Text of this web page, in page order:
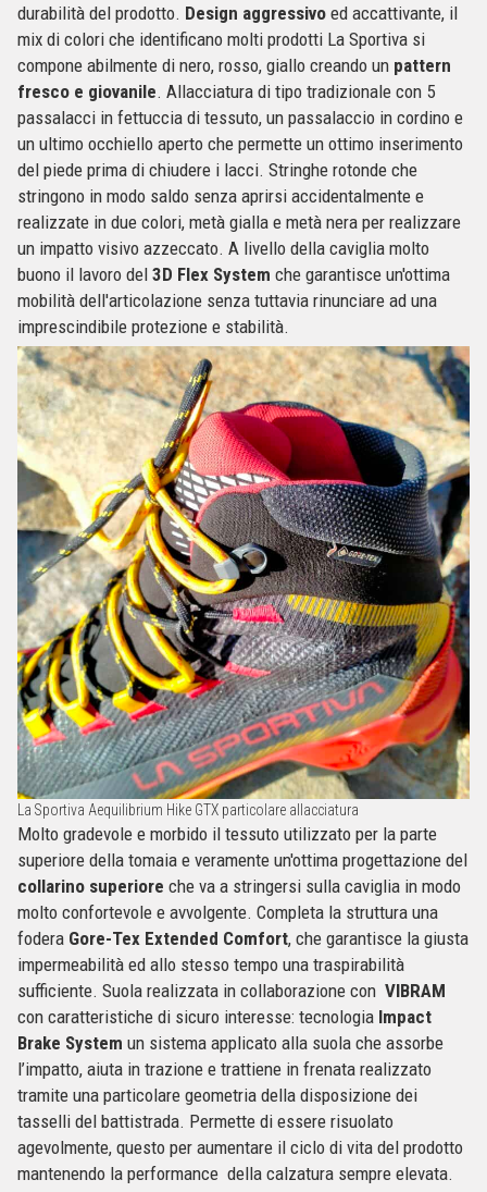
durabilità del prodotto. Design aggressivo ed accattivante, il
mix di colori che identificano molti prodotti La Sportiva si
compone abilmente di nero, rosso, giallo creando un pattern
fresco e giovanile. Allacciatura di tipo tradizionale con 5
passalacci in fettuccia di tessuto, un passalaccio in cordino e
un ultimo occhiello aperto che permette un ottimo inserimento
del piede prima di chiudere i lacci. Stringhe rotonde che
stringono in modo saldo senza aprirsi accidentalmente e
realizzate in due colori, metà gialla e metà nera per realizzare
un impatto visivo azzeccato. A livello della caviglia molto
buono il lavoro del 3D Flex System che garantisce un'ottima
mobilità dell'articolazione senza tuttavia rinunciare ad una
imprescindibile protezione e stabilità.
La Sportiva Aequilibrium Hike GTX particolare allacciatura
Molto gradevole e morbido il tessuto utilizzato per la parte
superiore della tomaia e veramente un'ottima progettazione del
collarino superiore che va a stringersi sulla caviglia in modo
molto confortevole e avvolgente. Completa la struttura una
fodera Gore-Tex Extended Comfort, che garantisce la giusta
impermeabilità ed allo stesso tempo una traspirabilità
sufficiente. Suola realizzata in collaborazione con VIBRAM
con caratteristiche di sicuro interesse: tecnologia Impact
Brake System un sistema applicato alla suola che assorbe
l’impatto, aiuta in trazione e trattiene in frenata realizzato
tramite una particolare geometria della disposizione dei
tasselli del battistrada. Permette di essere risuolato
agevolmente, questo per aumentare il ciclo di vita del prodotto
mantenendo la performance della calzatura sempre elevata.